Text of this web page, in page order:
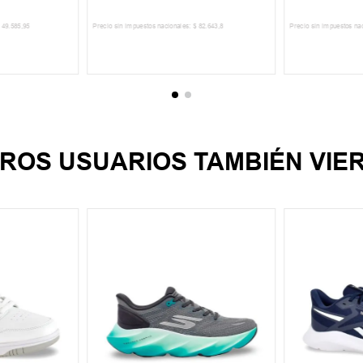
49 585 ,95 Precio sin impuestos nacionales: $ 82 643 ,8 Precio sin impuestos
USUARIOS TAMBIÉN